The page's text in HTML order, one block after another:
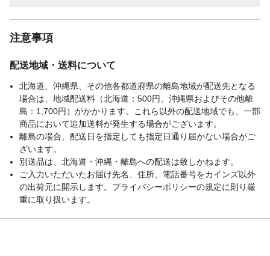
注意事項
配送地域・送料について
北海道、沖縄県、その他各都道府県の離島地域が配送先となる
場合は、地域配送料（北海道：500円、沖縄県およびその他離
島：1,700円）がかかります。これら以外の配送地域でも、一部
商品において追加送料が発生する場合がございます。
離島の場合、配送日を指定しても指定日通り届かない場合がご
ざいます。
別送品は、北海道・沖縄・離島への配送は致しかねます。
ご入力いただいたお届け先名、住所、電話番号をカインズ以外
の出荷元に開示します。プライバシーポリシーの規定に則り厳
重に取り扱います。